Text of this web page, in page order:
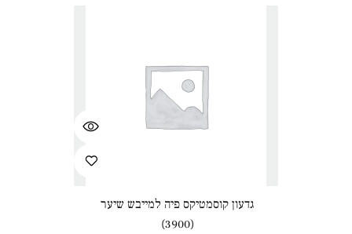
גדעון קוסמטיקס פיה למייבש שיער
(3900)